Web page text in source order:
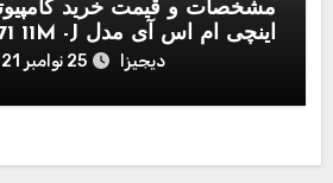
اینچی ام اس آی مدل AM271 11M -J
دیجیزا 25 نوامبر 2021